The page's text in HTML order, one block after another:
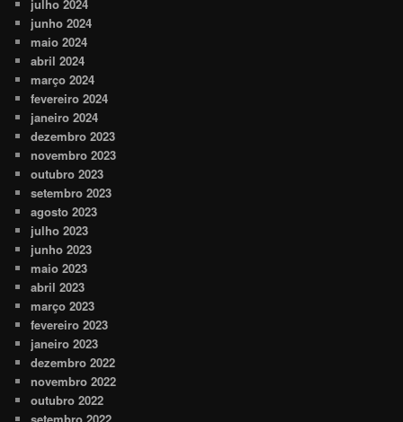
julho 2024
junho 2024
maio 2024
abril 2024
março 2024
fevereiro 2024
janeiro 2024
dezembro 2023
novembro 2023
outubro 2023
setembro 2023
agosto 2023
julho 2023
junho 2023
maio 2023
abril 2023
março 2023
fevereiro 2023
janeiro 2023
dezembro 2022
novembro 2022
outubro 2022